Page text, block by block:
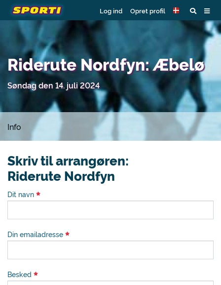
Log ind Opret profil
Riderute Nordfyn: Æbelø
Søndag den 14. juli 2024
Info
Skriv til arrangøren:
Riderute Nordfyn
Dit navn
Din emailadresse
Besked